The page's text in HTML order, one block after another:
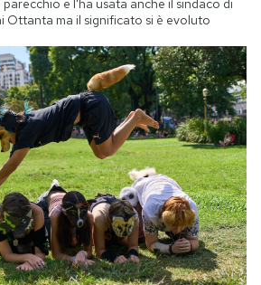
e l'ha usata anche il sindaco di
Ottanta ma il significato si è evoluto